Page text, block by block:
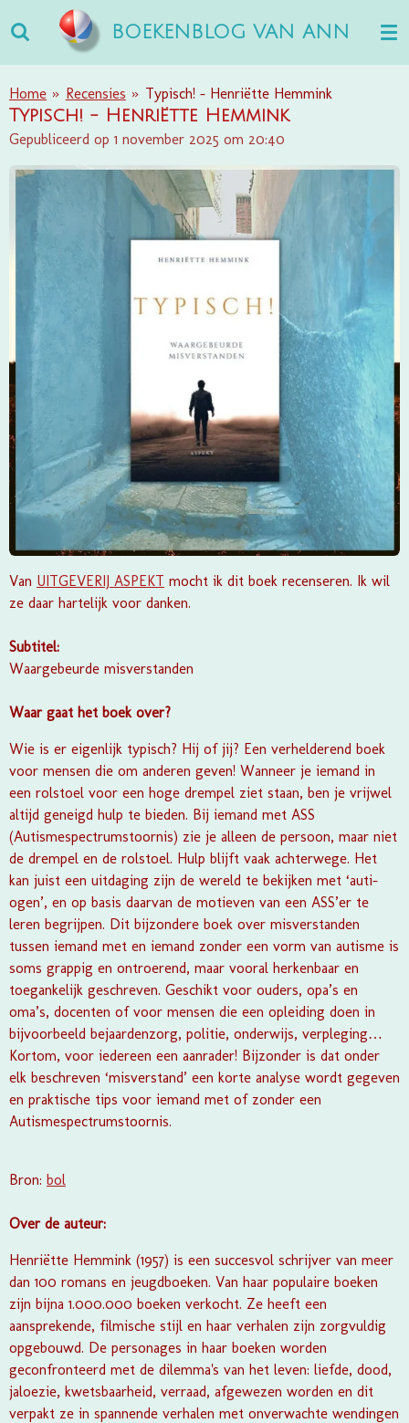
direct
naar
de
hoofdinhoud
BOEKENBLOG VAN ANN
Home » Recensies » Typisch! - Henriëtte Hemmink
Typisch! - Henriëtte Hemmink
Gepubliceerd op 1 november 2025 om 20:40
Van UITGEVERIJ ASPEKT mocht ik dit boek recenseren. Ik wil
ze daar hartelijk voor danken.
Subtitel:
Waargebeurde misverstanden
Waar gaat het boek over?
Wie is er eigenlijk typisch? Hij of jij? Een verhelderend boek
voor mensen die om anderen geven! Wanneer je iemand in
een rolstoel voor een hoge drempel ziet staan, ben je vrijwel
altijd geneigd hulp te bieden. Bij iemand met ASS
(Autismespectrumstoornis) zie je alleen de persoon, maar niet
de drempel en de rolstoel. Hulp blijft vaak achterwege. Het
kan juist een uitdaging zijn de wereld te bekijken met ‘auti-
ogen’, en op basis daarvan de motieven van een ASS’er te
leren begrijpen. Dit bijzondere boek over misverstanden
tussen iemand met en iemand zonder een vorm van autisme is
soms grappig en ontroerend, maar vooral herkenbaar en
toegankelijk geschreven. Geschikt voor ouders, opa’s en
oma’s, docenten of voor mensen die een opleiding doen in
bijvoorbeeld bejaardenzorg, politie, onderwijs, verpleging…
Kortom, voor iedereen een aanrader! Bijzonder is dat onder
elk beschreven ‘misverstand’ een korte analyse wordt gegeven
en praktische tips voor iemand met of zonder een
Autismespectrumstoornis.
Bron: bol
Over de auteur:
Henriëtte Hemmink (1957) is een succesvol schrijver van meer
dan 100 romans en jeugdboeken. Van haar populaire boeken
zijn bijna 1.000.000 boeken verkocht. Ze heeft een
aansprekende, filmische stijl en haar verhalen zijn zorgvuldig
opgebouwd. De personages in haar boeken worden
geconfronteerd met de dilemma's van het leven: liefde, dood,
jaloezie, kwetsbaarheid, verraad, afgewezen worden en dit
verpakt ze in spannende verhalen met onverwachte wendingen